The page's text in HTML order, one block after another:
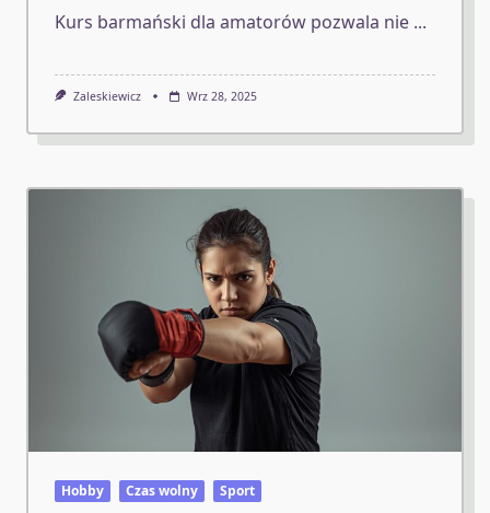
Kurs barmański dla amatorów pozwala nie ...
Zaleskiewicz Wrz 28, 2025
Hobby Czas wolny Sport